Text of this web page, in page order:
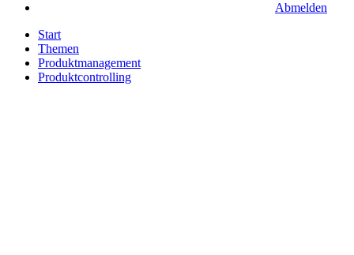
Abmelden
Start
Themen
Produktmanagement
Produktcontrolling